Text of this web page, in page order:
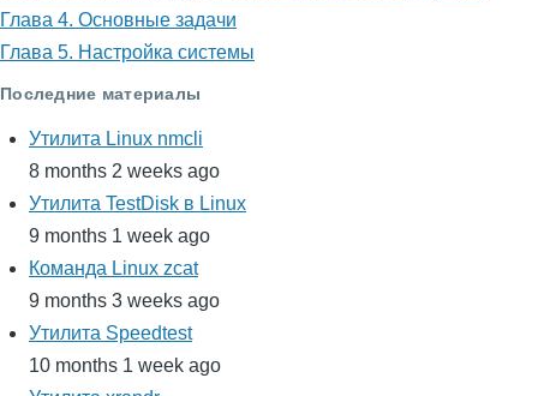
пользователя
Kubuntu
для
рабочей
станции
Глава 4. Основные задачи
Глава 5. Настройка системы
Последние материалы
Утилита Linux nmcli
8 months 2 weeks ago
Утилита TestDisk в Linux
9 months 1 week ago
Команда Linux zcat
9 months 3 weeks ago
Утилита Speedtest
10 months 1 week ago